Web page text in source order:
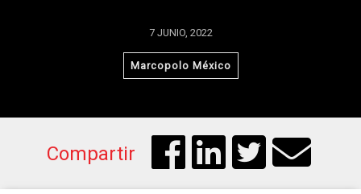
7 JUNIO, 2022
Marcopolo México
Compartir